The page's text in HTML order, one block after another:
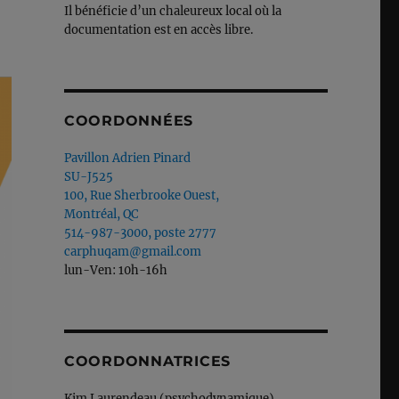
Il bénéficie d’un chaleureux local où la
documentation est en accès libre.
COORDONNÉES
Pavillon Adrien Pinard
SU-J525
100, Rue Sherbrooke Ouest,
Montréal, QC
514-987-3000, poste 2777
carphuqam@gmail.com
lun-Ven: 10h-16h
COORDONNATRICES